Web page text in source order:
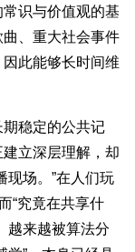
识与价值观的基
、重大社会事件
此能够长时间维
稳定的公共记
立深层理解，却
现场。”在人们玩
“究竟在共享什
越来越被算法分